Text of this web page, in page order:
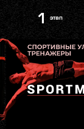
1 этап